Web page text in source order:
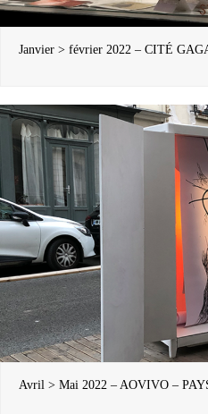
Janvier > février 2022 – CITÉ
Avril > Mai 2022 – AOVIVO –